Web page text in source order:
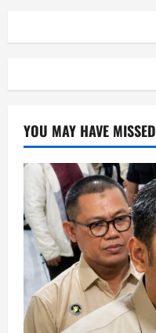
YOU MAY HAVE MISSED